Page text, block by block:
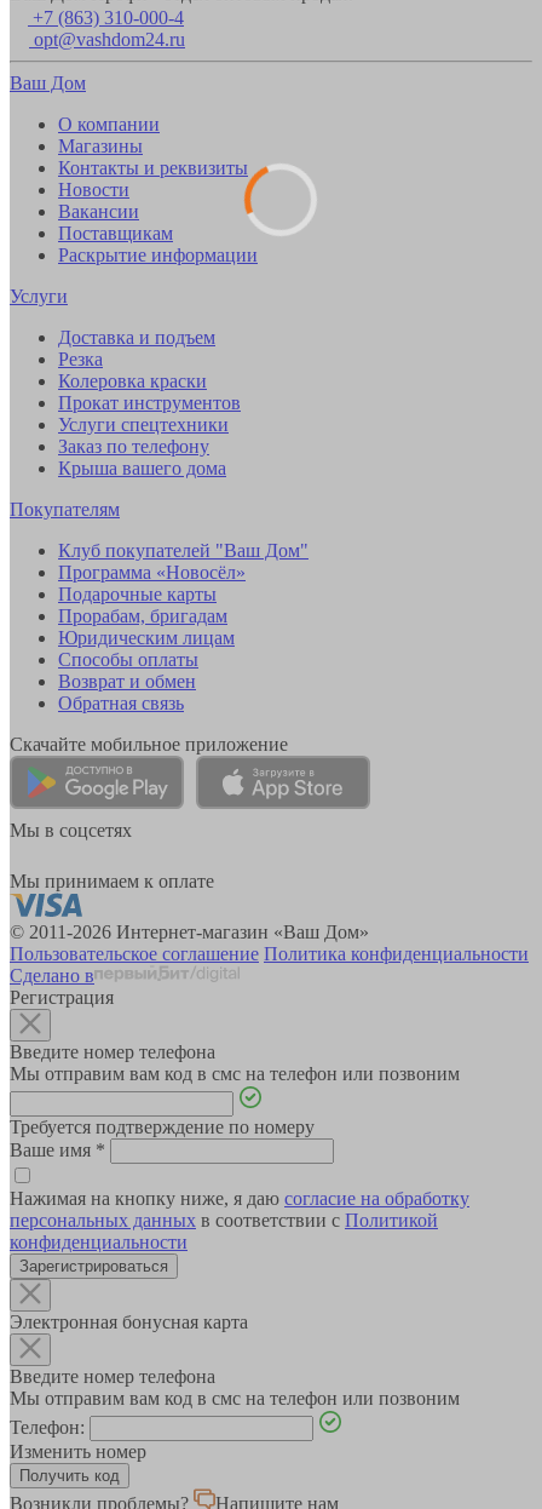
+7 (863) 310-000-4
opt@vashdom24.ru
Ваш Дом
О компании
Магазины
Контакты и реквизиты
Новости
Вакансии
Поставщикам
Раскрытие информации
Услуги
Доставка и подъем
Резка
Колеровка краски
Прокат инструментов
Услуги спецтехники
Заказ по телефону
Крыша вашего дома
Покупателям
Клуб покупателей "Ваш Дом"
Программа «Новосёл»
Подарочные карты
Прорабам, бригадам
Юридическим лицам
Способы оплаты
Возврат и обмен
Обратная связь
Скачайте мобильное приложение
Мы в соцсетях
Мы принимаем к оплате
© 2011-2026 Интернет-магазин «Ваш Дом»
Пользовательское соглашение Политика конфиденциальности
Сделано в
Регистрация
Введите номер телефона
Мы отправим вам код в смс на телефон или позвоним
Требуется подтверждение по номеру
Ваше имя *
Нажимая на кнопку ниже, я даю согласие на обработку
персональных данных в соответствии с Политикой
конфиденциальности
Зарегистрироваться
Электронная бонусная карта
Введите номер телефона
Мы отправим вам код в смс на телефон или позвоним
Телефон:
Изменить номер
Возникли проблемы? Напишите нам